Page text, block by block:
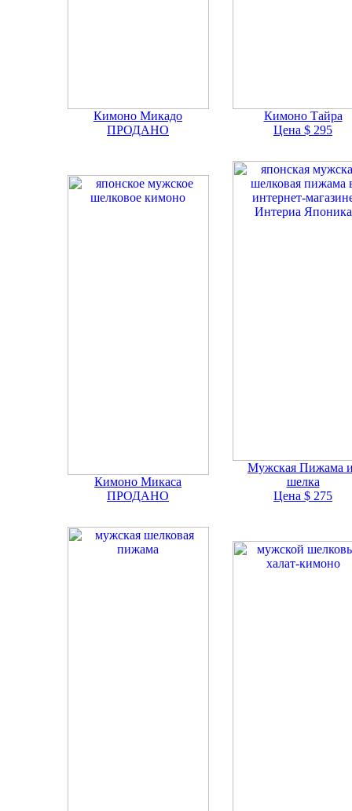
Кимоно Микадо
ПРОДАНО
Кимоно Тайра
Цена $ 295
Кимоно Микаса
ПРОДАНО
Мужская Пижама
шелка
Цена $ 275